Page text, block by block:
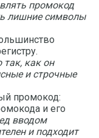
промокод
лишние символы
так, как он
и строчные
промокод:
и его
вводом
и подходит